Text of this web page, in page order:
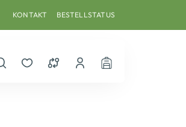
KONTAKT BESTELLSTATUS